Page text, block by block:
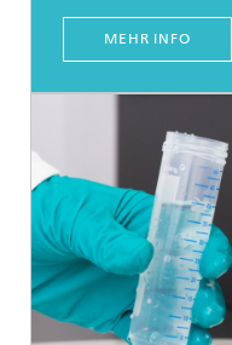
MEHR INFO